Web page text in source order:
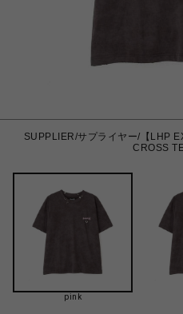
SUPPLIER/サプライヤー/【LHP
CROSS
pink